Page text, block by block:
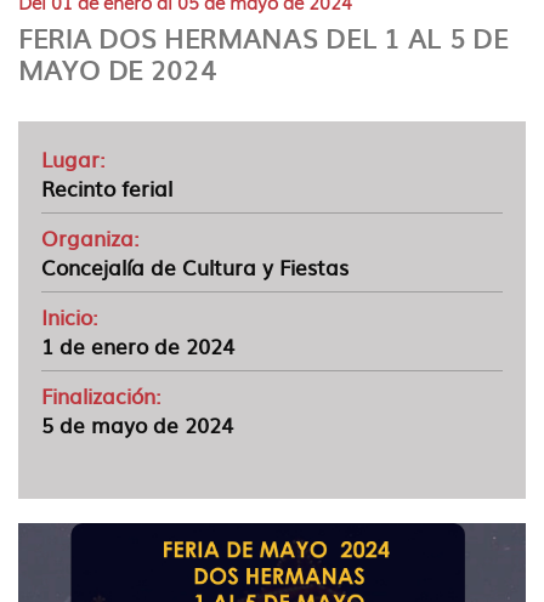
idioma
FERIA DOS HERMANAS DEL 1 AL 5 DE
MAYO DE 2024
Lugar:
Recinto ferial
Organiza:
Concejalía de Cultura y Fiestas
Inicio:
1 de enero de 2024
Finalización:
5 de mayo de 2024